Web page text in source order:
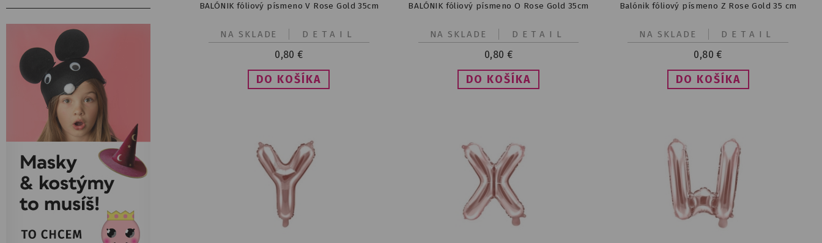
BALÓNIK fóliový písmeno V Rose Gold 35cm
0,80 €
DETAIL
NA SKLADE
BALÓNIK fóliový písmeno O Rose Gold 35cm
0,80 €
DETAIL
NA SKLADE
Balónik fóliový písmeno Z Rose Gold 35 cm
0,80 €
DETAIL
NA SKLADE